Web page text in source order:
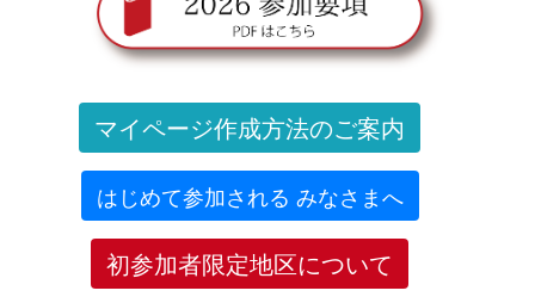
マイページ作成方法のご案内
はじめて参加される みなさまへ
初参加者限定地区について